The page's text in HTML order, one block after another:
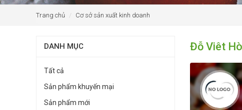
Trang chủ Cơ sở sản xuất kinh doanh
DANH MỤC
Tất cả
Sản phẩm khuyến mại
Sản phẩm mới
Đỗ Viêt